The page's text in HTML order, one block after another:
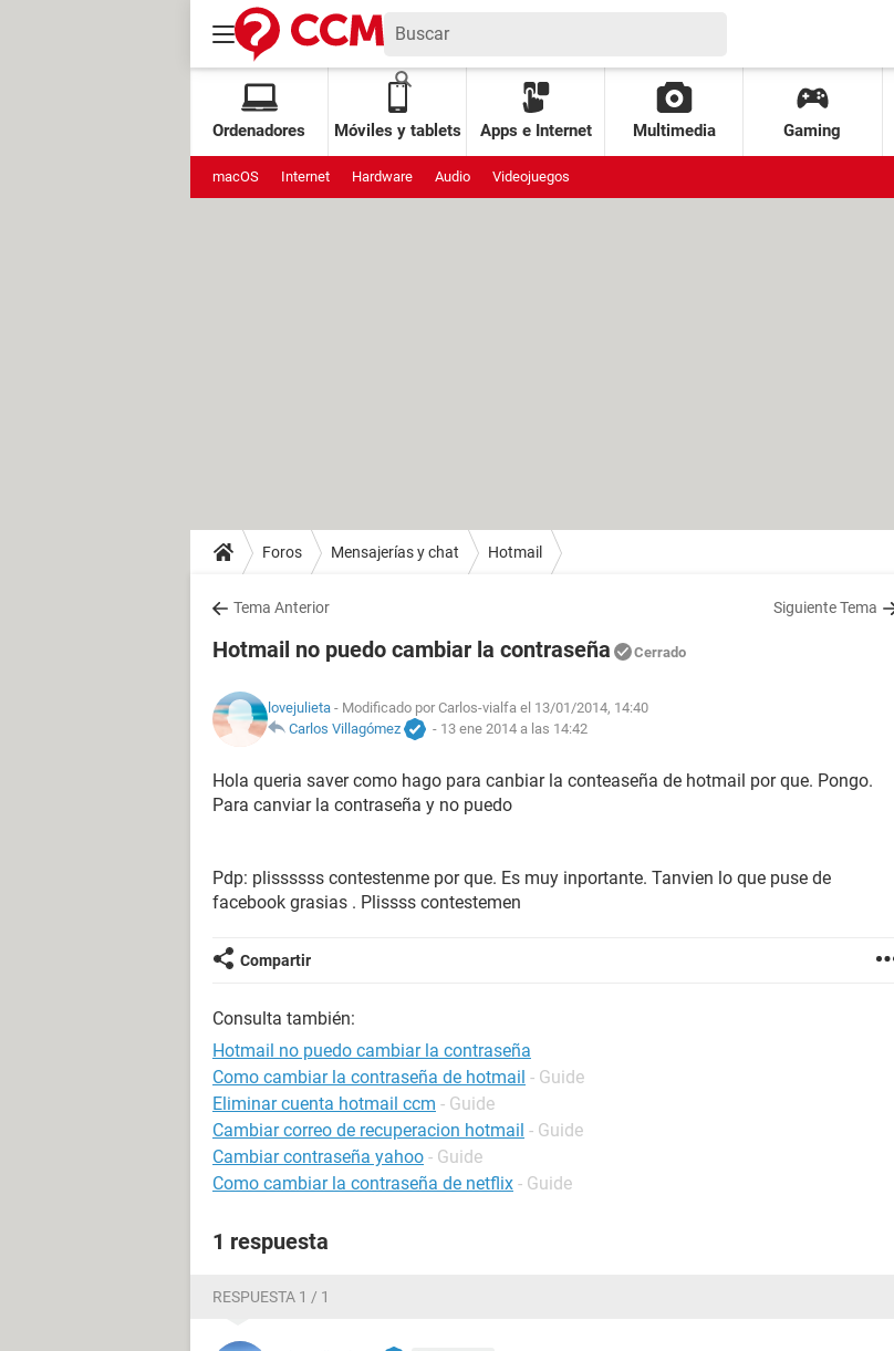
Ordenadores Móviles y tablets Apps e Internet Multimedia Gaming
macOS Internet Hardware Audio Videojuegos
Foros Mensajerías y chat Hotmail
Tema Anterior Siguiente Tema
Hotmail no puedo cambiar la contraseña Cerrado
lovejulieta - Modificado por Carlos-vialfa el 13/01/2014, 14:40
Carlos Villagómez
- 13 ene 2014 a las 14:42
Hola queria saver como hago para canbiar la conteaseña de hotmail por que. Pongo.
Para canviar la contraseña y no puedo
Pdp: plissssss contestenme por que. Es muy inportante. Tanvien lo que puse de
facebook grasias . Plissss contestemen
Compartir
Consulta también:
Hotmail no puedo cambiar la contraseña
Como cambiar la contraseña de hotmail - Guide
Eliminar cuenta hotmail ccm - Guide
Cambiar correo de recuperacion hotmail - Guide
Cambiar contraseña yahoo - Guide
Como cambiar la contraseña de netflix - Guide
1 respuesta
RESPUESTA 1 / 1